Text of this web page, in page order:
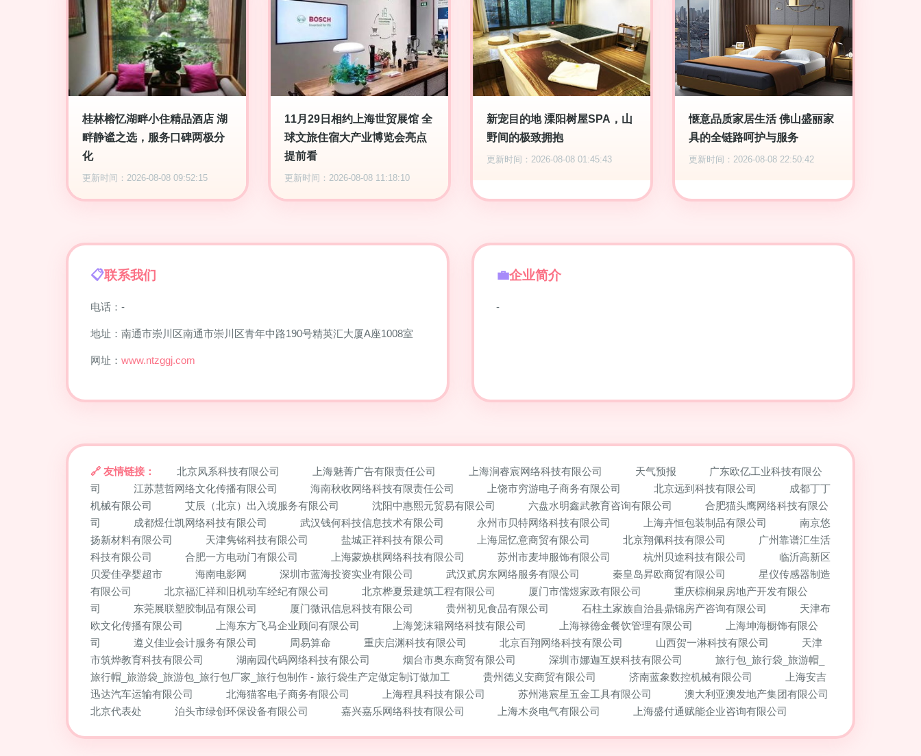
桂林榕忆湖畔小住精品酒店 湖
畔静谧之选，服务口碑两极分
化
更新时间：2026-08-08 09:52:15
11月29日相约上海世贸展馆 全
球文旅住宿大产业博览会亮点
提前看
更新时间：2026-08-08 11:18:10
新宠目的地 溧阳树屋SPA，山
野间的极致拥抱
更新时间：2026-08-08 01:45:43
惬意品质家居生活 佛山盛丽家
具的全链路呵护与服务
更新时间：2026-08-08 22:50:42
联系我们
电话：-
地址：南通市崇川区南通市崇川区青年中路190号精英汇大厦A座1008室
网址： www.ntzggj.com
企业简介
-
友情链接： 北京凤系科技有限公司 上海魅菁广告有限责任公司 上海涧睿宸网络科技有限公司 天气预报
广东欧亿工业科技有限公
司
江苏慧哲网络文化传播有限公司 海南秋收网络科技有限责任公司 上饶市穷游电子商务有限公司 北京远到科技有限公司
成都丁丁
机械有限公司
艾辰（北京）出入境服务有限公司 沈阳中惠熙元贸易有限公司 六盘水明鑫武教育咨询有限公司
合肥猫头鹰网络科技有限公
司
成都煜仕凯网络科技有限公司 武汉钱何科技信息技术有限公司 永州市贝特网络科技有限公司 上海卉恒包装制品有限公司
南京悠
扬新材料有限公司
天津隽铭科技有限公司 盐城正祥科技有限公司 上海屈忆意商贸有限公司 北京翔佩科技有限公司
广州靠谱汇生活
科技有限公司
合肥一方电动门有限公司 上海蒙焕棋网络科技有限公司 苏州市麦坤服饰有限公司 杭州贝途科技有限公司
临沂高新区
贝爱佳孕婴超市
海南电影网 深圳市蓝海投资实业有限公司 武汉贰房东网络服务有限公司 秦皇岛昇欧商贸有限公司
星仪传感器制造
有限公司
北京福汇祥和旧机动车经纪有限公司 北京桦夏景建筑工程有限公司 厦门市儒煜家政有限公司
重庆棕榈泉房地产开发有限公
司
东莞展联塑胶制品有限公司 厦门微讯信息科技有限公司 贵州初见食品有限公司 石柱土家族自治县鼎锦房产咨询有限公司
天津布
欧文化传播有限公司
上海东方飞马企业顾问有限公司 上海笼沫籍网络科技有限公司 上海禄德金餐饮管理有限公司
上海坤海橱饰有限公
司
遵义佳业会计服务有限公司 周易算命 重庆启渊科技有限公司 北京百翔网络科技有限公司 山西贺一淋科技有限公司
天津
市筑烨教育科技有限公司
湖南园代码网络科技有限公司 烟台市奥东商贸有限公司 深圳市娜迦互娱科技有限公司
旅行包_旅行袋_旅游帽_
旅行帽_旅游袋_旅游包_旅行包厂家_旅行包制作 - 旅行袋生产定做定制订做加工
贵州德义安商贸有限公司 济南蓝象数控机械有限公司
上海安吉
迅达汽车运输有限公司
北海猫客电子商务有限公司 上海程具科技有限公司 苏州港宸星五金工具有限公司
澳大利亚澳发地产集团有限公司
北京代表处
泊头市绿创环保设备有限公司 嘉兴嘉乐网络科技有限公司 上海木炎电气有限公司 上海盛付通赋能企业咨询有限公司